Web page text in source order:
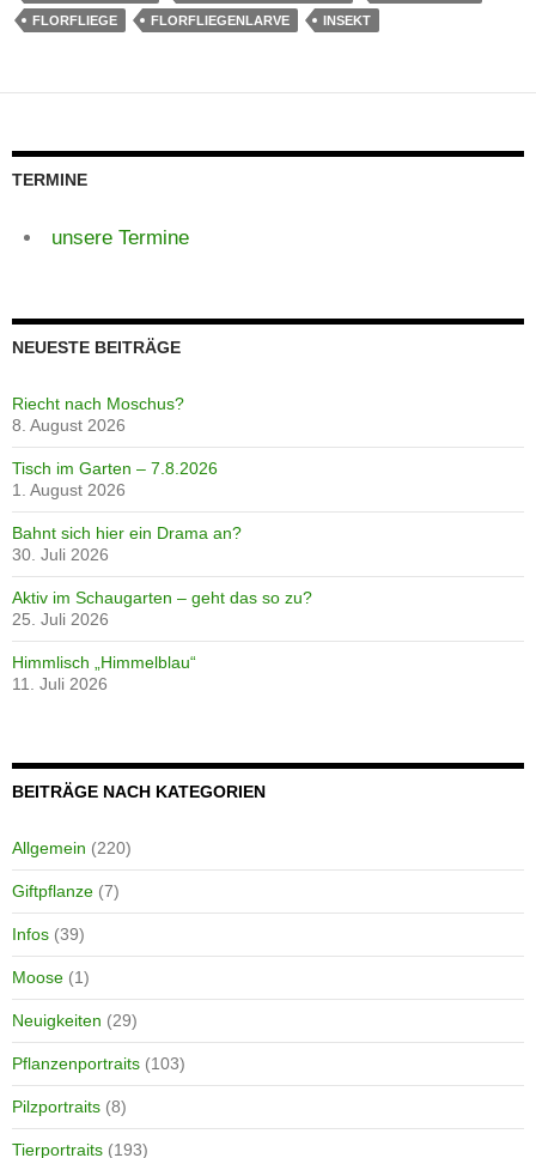
FLORFLIEGE
FLORFLIEGENLARVE INSEKT
TERMINE
unsere Termine
NEUESTE BEITRÄGE
Riecht nach Moschus?
8. August 2026
Tisch im Garten – 7.8.2026
1. August 2026
Bahnt sich hier ein Drama an?
30. Juli 2026
Aktiv im Schaugarten – geht das so zu?
25. Juli 2026
Himmlisch „Himmelblau“
11. Juli 2026
BEITRÄGE NACH KATEGORIEN
Allgemein (220)
Giftpflanze (7)
Infos (39)
Moose (1)
Neuigkeiten (29)
Pflanzenportraits (103)
Pilzportraits (8)
Tierportraits (193)